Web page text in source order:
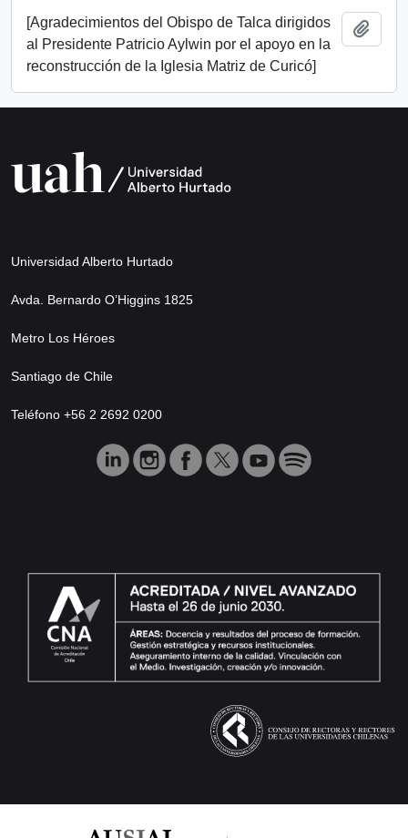
[Agradecimientos del Obispo de Talca dirigidos
al Presidente Patricio Aylwin por el apoyo en la
reconstrucción de la Iglesia Matriz de Curicó]
Universidad Alberto Hurtado
Avda. Bernardo O’Higgins 1825
Metro Los Héroes
Santiago de Chile
Teléfono +56 2 2692 0200